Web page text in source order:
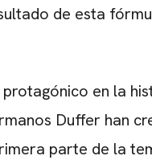
de esta
en la
Duffer han
parte de la